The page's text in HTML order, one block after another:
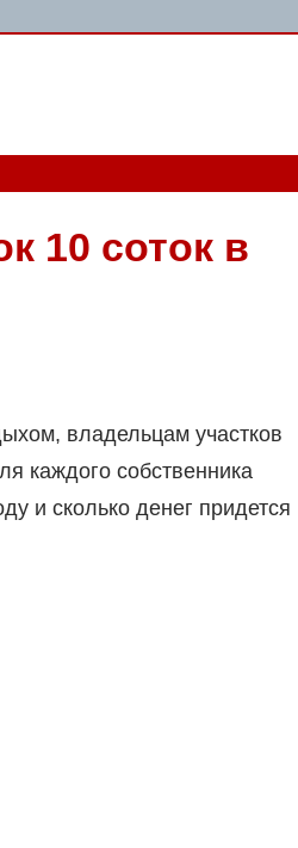
10 соток в
владельцам участков
каждого собственника
и сколько денег придется